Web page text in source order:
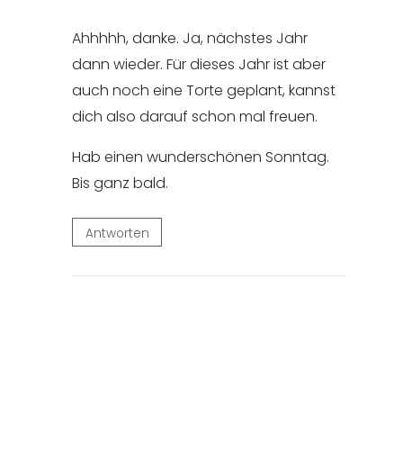
Ahhhhh, danke. Ja, nächstes Jahr
dann wieder. Für dieses Jahr ist aber
auch noch eine Torte geplant, kannst
dich also darauf schon mal freuen.
Hab einen wunderschönen Sonntag.
Bis ganz bald.
Antworten